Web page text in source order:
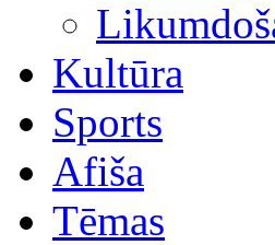
Kultūra
Sports
Afiša
Tēmas